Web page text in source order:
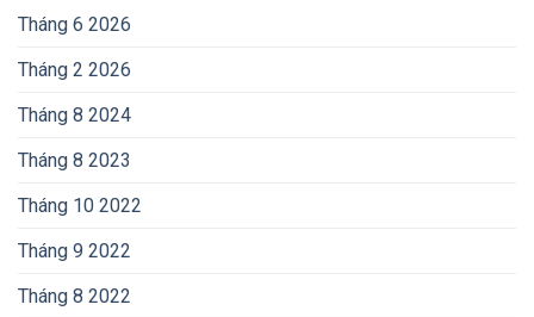
Tháng 6 2026
Tháng 2 2026
Tháng 8 2024
Tháng 8 2023
Tháng 10 2022
Tháng 9 2022
Tháng 8 2022